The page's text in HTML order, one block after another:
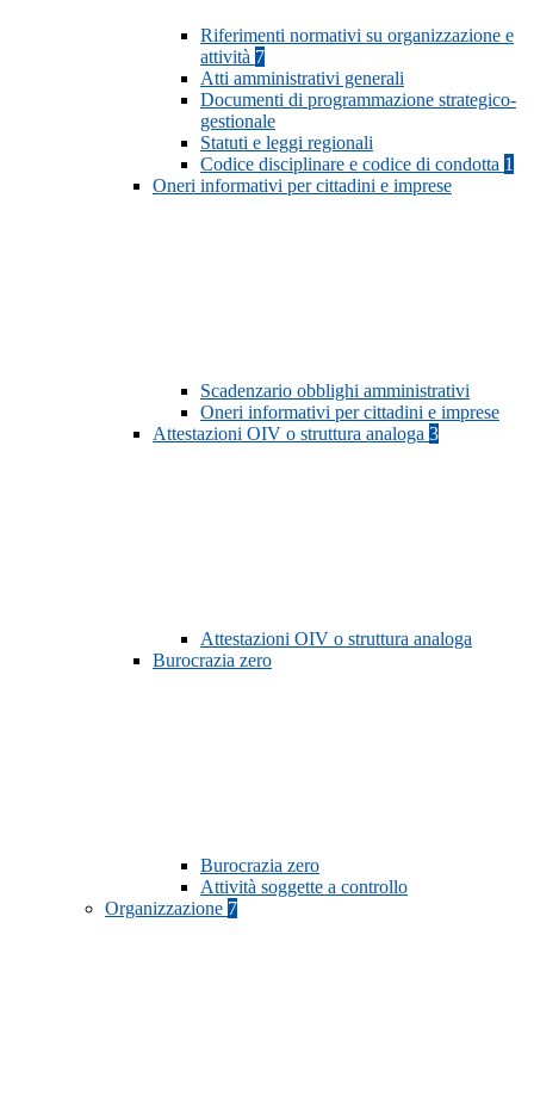
Riferimenti normativi su organizzazione e
attività 7
Atti amministrativi generali
Documenti di programmazione strategico-
gestionale
Statuti e leggi regionali
Codice disciplinare e codice di condotta 1
Oneri informativi per cittadini e imprese
Scadenzario obblighi amministrativi
Oneri informativi per cittadini e imprese
Attestazioni OIV o struttura analoga 3
Attestazioni OIV o struttura analoga
Burocrazia zero
Burocrazia zero
Attività soggette a controllo
Organizzazione 7